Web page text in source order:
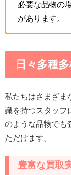
必要な品物の
があります。
日々多種
私たちはさまざま
識を持つスタッフ
のような品物でも
ただけます。
豊富な買取